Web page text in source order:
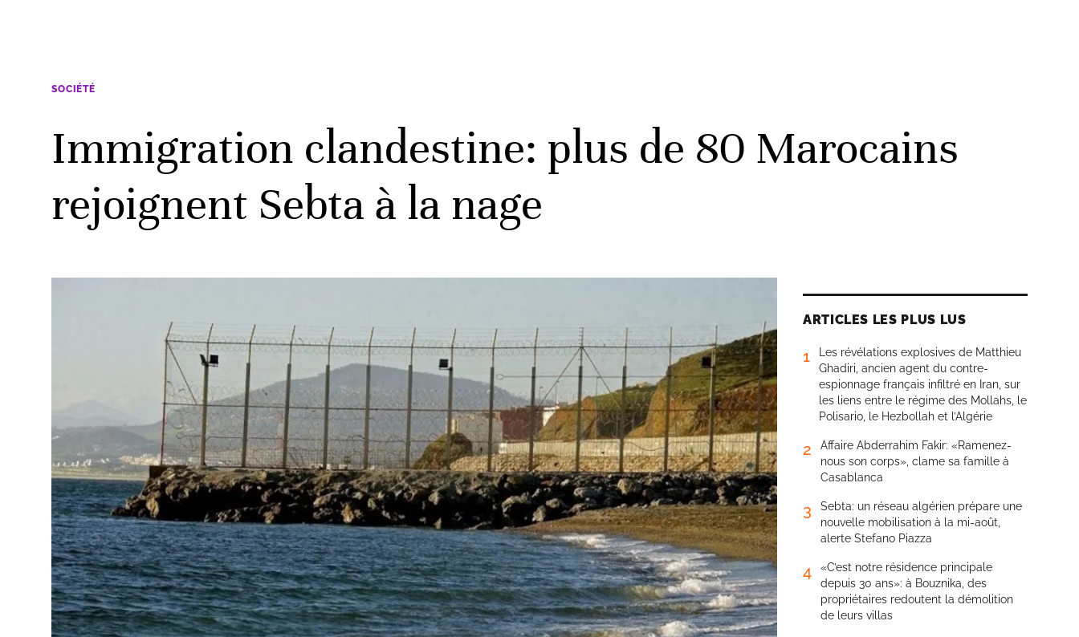
SOCIÉTÉ
Immigration clandestine: plus de 80 Marocains
rejoignent Sebta à la nage
ARTICLES LES PLUS LUS
1
Les révélations explosives de Matthieu
Ghadiri, ancien agent du contre-
espionnage français infiltré en Iran, sur
les liens entre le régime des Mollahs, le
Polisario, le Hezbollah et l’Algérie
2
Affaire Abderrahim Fakir: «Ramenez-
nous son corps», clame sa famille à
Casablanca
3
Sebta: un réseau algérien prépare une
nouvelle mobilisation à la mi-août,
alerte Stefano Piazza
4
«C’est notre résidence principale
depuis 30 ans»: à Bouznika, des
propriétaires redoutent la démolition
de leurs villas